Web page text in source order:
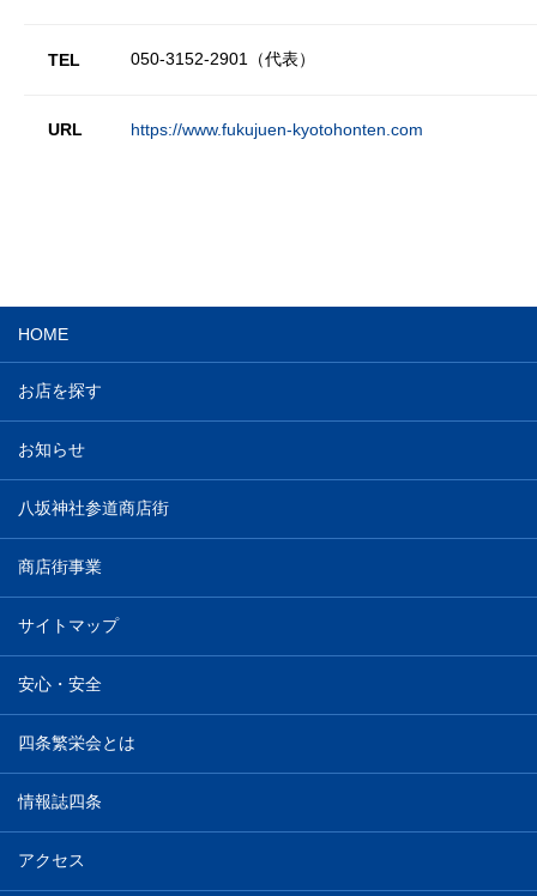
TEL 050-3152-2901（代表）
URL https://www.fukujuen-kyotohonten.com
HOME
お店を探す
お知らせ
八坂神社参道商店街
商店街事業
サイトマップ
安心・安全
四条繁栄会とは
情報誌四条
アクセス